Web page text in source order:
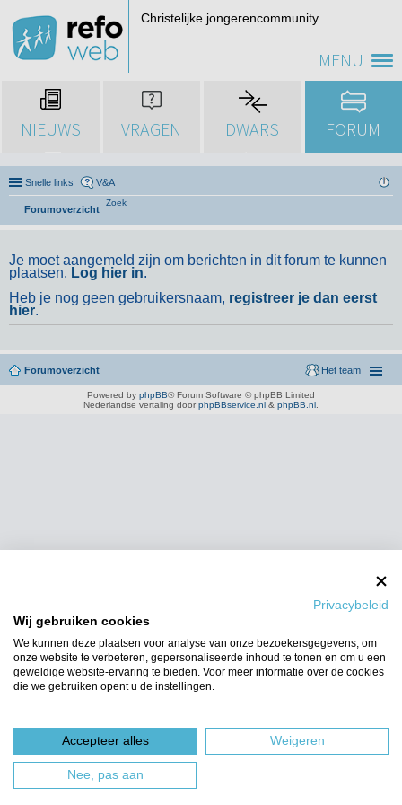
MENU
Christelijke jongerencommunity
NIEUWS VRAGEN DWARS FORUM
Snelle links V&A
Forumoverzicht
Zoek
Je moet aangemeld zijn om berichten in dit forum te kunnen
plaatsen. Log hier in.
Heb je nog geen gebruikersnaam, registreer je dan eerst
hier.
Forumoverzicht Het team
Powered by phpBB® Forum Software © phpBB Limited
Nederlandse vertaling door phpBBservice.nl & phpBB.nl
Privacybeleid
Wij gebruiken cookies
We kunnen deze plaatsen voor analyse van onze bezoekersgegevens, om
onze website te verbeteren, gepersonaliseerde inhoud te tonen en om u een
geweldige website-ervaring te bieden. Voor meer informatie over de cookies
die we gebruiken opent u de instellingen.
Accepteer alles Weigeren
Nee, pas aan